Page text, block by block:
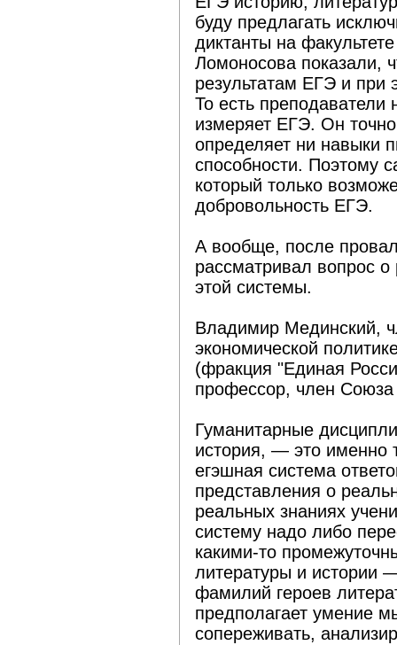
буду предлагать
диктанты на
Ломоносова показали,
результатам ЕГЭ и при
То есть преподаватели
измеряет ЕГЭ. Он
определяет ни навыки
способности. Поэтому
который только
добровольность ЕГЭ.
А вообще, после
рассматривал вопрос
этой системы.
Владимир Мединский,
экономической
(фракция "Единая
профессор, член Союза
Гуманитарные
история, — это именно
егэшная система
представления о
реальных знаниях
систему надо либо
какими-то
литературы и истории
фамилий героев
предполагает умение
сопереживать,